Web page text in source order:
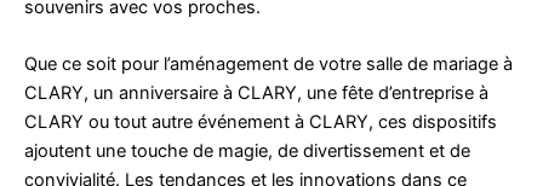
souvenirs avec vos proches.
Que ce soit pour l’aménagement de votre salle de mariage à
CLARY, un anniversaire à CLARY, une fête d’entreprise à
CLARY ou tout autre événement à CLARY, ces dispositifs
ajoutent une touche de magie, de divertissement et de
convivialité. Les tendances et les innovations dans ce